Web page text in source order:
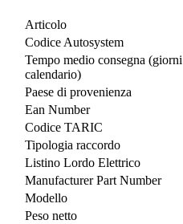
Articolo
Codice Autosystem
Tempo medio consegna (giorni
calendario)
Paese di provenienza
Ean Number
Codice TARIC
Tipologia raccordo
Listino Lordo Elettrico
Manufacturer Part Number
Modello
Peso netto